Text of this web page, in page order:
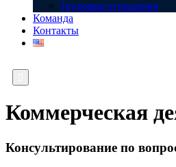
Трудовые отношения
Команда
Контакты
Коммерческая
Консультирование по